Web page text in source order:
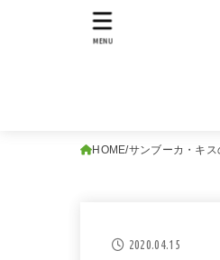
MENU
HOME サンブーカ・キス
2020.04.15